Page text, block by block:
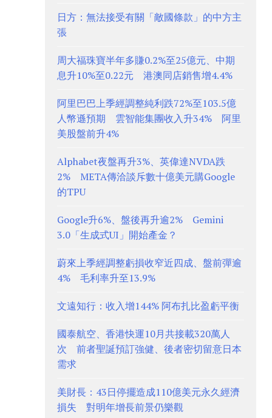
日方：無法接受有關「敵國條款」的中方主
張
周大福珠寶半年多賺0.2%至25億元、中期
息升10%至0.22元 港澳同店銷售增4.4%
阿里巴巴上季經調整純利跌72%至103.5億
人幣遜預期 雲智能集團收入升34% 阿里
美股盤前升4%
Alphabet夜盤再升3%、英偉達NVDA跌
2% META傳洽談斥數十億美元購Google
的TPU
Google升6%、盤後再升逾2% Gemini
3.0「生成式UI」開始產金？
蔚來上季經調整虧損收窄近四成、盤前彈逾
4% 毛利率升至13.9%
文遠知行：收入增144% 阿布扎比盈虧平衡
國泰航空、香港快運10月共接載320萬人
次 前者聖誕預訂強健、後者密切留意日本
需求
美財長：43日停擺造成110億美元永久經濟
損失 對明年增長前景仍樂觀